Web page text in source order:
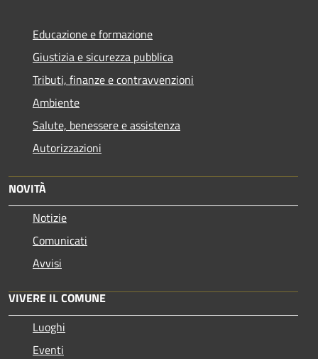
Educazione e formazione
Giustizia e sicurezza pubblica
Tributi, finanze e contravvenzioni
Ambiente
Salute, benessere e assistenza
Autorizzazioni
NOVITÀ
Notizie
Comunicati
Avvisi
VIVERE IL COMUNE
Luoghi
Eventi